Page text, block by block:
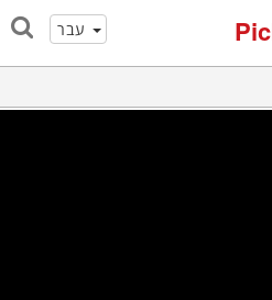
עבר